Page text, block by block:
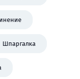
Шпаргалка